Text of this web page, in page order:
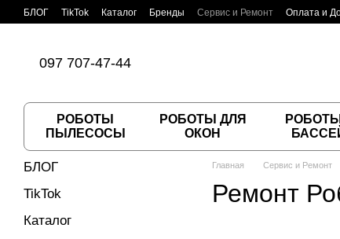
Перейти к основному контенту
БЛОГ TikTok Каталог Бренды Сервис и Ремонт Оплата и
097 707-47-44
РОБОТЫ
ПЫЛЕСОСЫ
РОБОТЫ ДЛЯ
ОКОН
Главная Сервис и Ремонт
Ремонт
БЛОГ
TikTok
Каталог